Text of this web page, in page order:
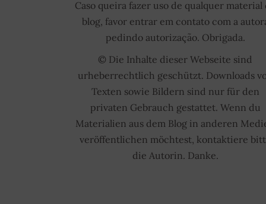
Caso queira fazer uso de qualquer material
blog, favor entrar em contato com a
pedindo autorização. Obrigada.
© Die Inhalte dieser Webseite sind
urheberrechtlich geschützt. Downloads
Texten sowie Bildern sind nur für den
privaten Gebrauch gestattet. Wenn du
Materialien aus dem Blog in anderen
veröffentlichen möchtest, kontaktiere
die Autorin. Danke.